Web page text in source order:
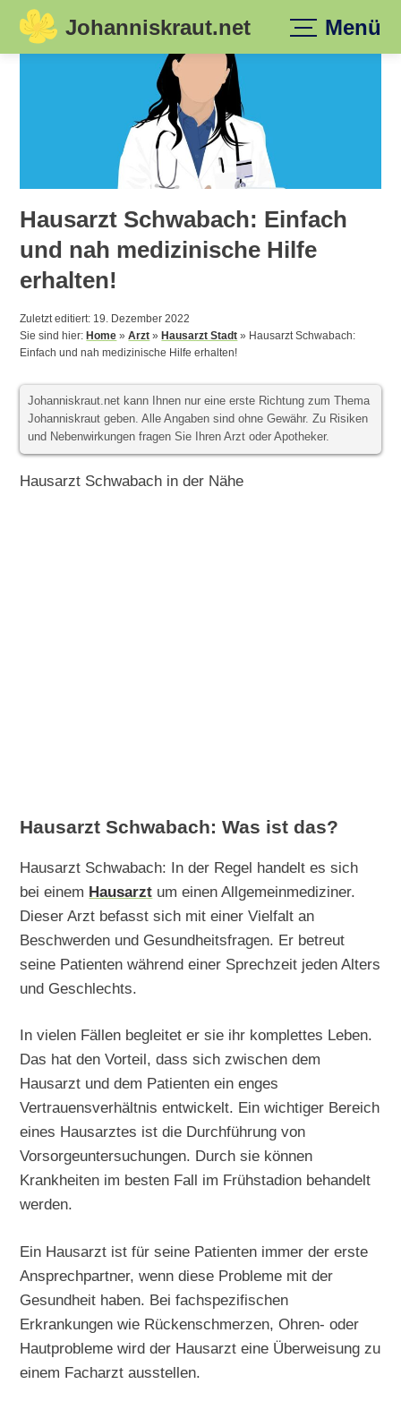
Skip
Johanniskraut.net Menü
Hausarzt Schwabach: Einfach
und nah medizinische Hilfe
erhalten!
Zuletzt editiert: 19. Dezember 2022
Sie sind hier:Home »Arzt »Hausarzt Stadt » Hausarzt Schwabach:
Einfach und nah medizinische Hilfe erhalten!
Johanniskraut.net kann Ihnen nur eine erste Richtung zum Thema
Johanniskraut geben. Alle Angaben sind ohne Gewähr. Zu Risiken
und Nebenwirkungen fragen Sie Ihren Arzt oder Apotheker.
Hausarzt Schwabach in der Nähe
Hausarzt Schwabach: Was ist das?
Hausarzt Schwabach: In der Regel handelt es sich
bei einem Hausarzt um einen Allgemeinmediziner.
Dieser Arzt befasst sich mit einer Vielfalt an
Beschwerden und Gesundheitsfragen. Er betreut
seine Patienten während einer Sprechzeit jeden Alters
und Geschlechts.
In vielen Fällen begleitet er sie ihr komplettes Leben.
Das hat den Vorteil, dass sich zwischen dem
Hausarzt und dem Patienten ein enges
Vertrauensverhältnis entwickelt. Ein wichtiger Bereich
eines Hausarztes ist die Durchführung von
Vorsorgeuntersuchungen. Durch sie können
Krankheiten im besten Fall im Frühstadion behandelt
werden.
Ein Hausarzt ist für seine Patienten immer der erste
Ansprechpartner, wenn diese Probleme mit der
Gesundheit haben. Bei fachspezifischen
Erkrankungen wie Rückenschmerzen, Ohren- oder
Hautprobleme wird der Hausarzt eine Überweisung zu
einem Facharzt ausstellen.